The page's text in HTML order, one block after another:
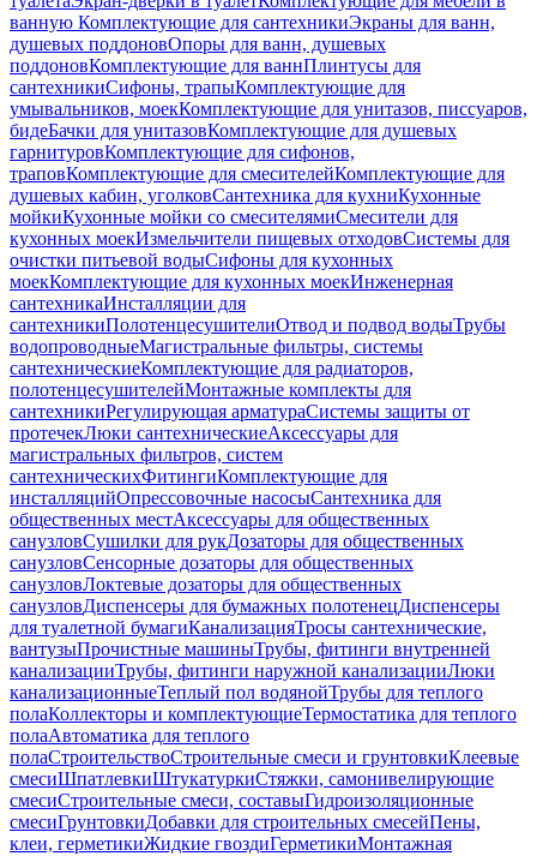
ванную Комплектующие для сантехникиЭкраны для ванн,
душевых поддоновОпоры для ванн, душевых
поддоновКомплектующие для ваннПлинтусы для
сантехникиСифоны, трапыКомплектующие для
умывальников, моекКомплектующие для унитазов, писсуаров,
бидеБачки для унитазовКомплектующие для душевых
гарнитуровКомплектующие для сифонов,
траповКомплектующие для смесителейКомплектующие для
душевых кабин, уголковСантехника для кухниКухонные
мойкиКухонные мойки со смесителямиСмесители для
кухонных моекИзмельчители пищевых отходовСистемы для
очистки питьевой водыСифоны для кухонных
моекКомплектующие для кухонных моекИнженерная
сантехникаИнсталляции для
сантехникиПолотенцесушителиОтвод и подвод водыТрубы
водопроводныеМагистральные фильтры, системы
сантехническиеКомплектующие для радиаторов,
полотенцесушителейМонтажные комплекты для
сантехникиРегулирующая арматураСистемы защиты от
протечекЛюки сантехническиеАксессуары для
магистральных фильтров, систем
сантехническихФитингиКомплектующие для
инсталляцийОпрессовочные насосыСантехника для
общественных местАксессуары для общественных
санузловСушилки для рукДозаторы для общественных
санузловСенсорные дозаторы для общественных
санузловЛоктевые дозаторы для общественных
санузловДиспенсеры для бумажных полотенецДиспенсеры
для туалетной бумагиКанализацияТросы сантехнические,
вантузыПрочистные машиныТрубы, фитинги внутренней
канализацииТрубы, фитинги наружной канализацииЛюки
канализационныеТеплый пол водянойТрубы для теплого
полаКоллекторы и комплектующиеТермостатика для теплого
полаАвтоматика для теплого
полаСтроительствоСтроительные смеси и грунтовкиКлеевые
смесиШпатлевкиШтукатуркиСтяжки, самонивелирующие
смесиСтроительные смеси, составыГидроизоляционные
смесиГрунтовкиДобавки для строительных смесейПены,
клеи, герметикиЖидкие гвоздиГерметикиМонтажная